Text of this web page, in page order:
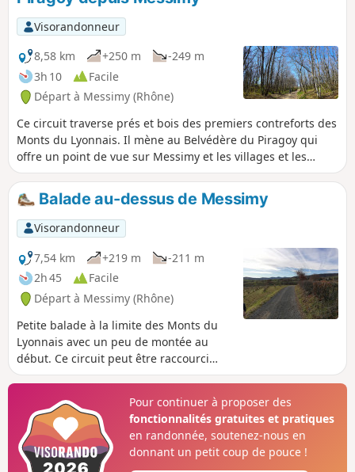
Visorandonneur
8,58 km
+250 m
-249 m
3h 10
Facile
Départ à Messimy (Rhône)
Ce circuit traverse prés et bois des premiers contreforts des
Monts du Lyonnais. Il mène au Belvédère du Piragoy qui
offre un point de vue sur Messimy et les villages et les
cultures du Piémont des Monts du Lyonnais, et par temps
clair un beau panorama sur la Chaîne des Alpes et le Massif
du Pilat.Balade au-dessus de Messimy
Visorandonneur
7,54 km
+219 m
-211 m
2h 45
Facile
Départ à Messimy (Rhône)
Petite balade à la limite des Monts du
Lyonnais avec un peu de montée au
début. Ce circuit peut être raccourci
d'un bon tiers (et ainsi éviter un aller-
garant au Hameau de la Basse Bruyère
((1))
Pour continuer à proposer des
fonctionnalités gratuites et pratiques
en randonnée, soutenez-nous en
donnant un petit coup de pouce !